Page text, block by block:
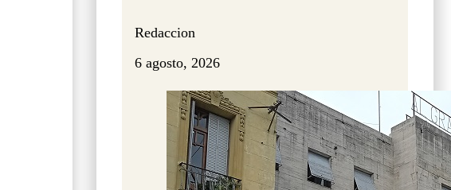
Redaccion
6 agosto, 2026